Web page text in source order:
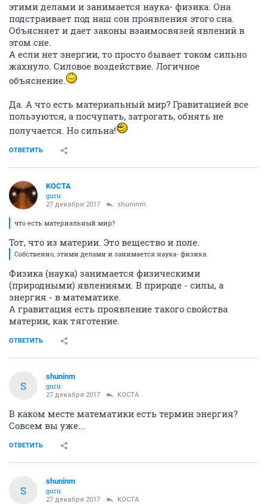
этими делами и занимается наука- физика. Она
подстраивает под наш сон проявления этого сна.
Объясняет и дает законы взаимосвязей явлений в
этом сне.
А если нет энергии, то просто бывает током сильно
жахнуло. Силовое воздействие. Логичное
объяснение.
Да. А что есть материальный мир? Гравитацией все
пользуются, а посчупать, затрогать, обнять не
получается. Но сильна!
ОТВЕТИТЬ
KOCTA
guru
27 декабря 2017 shuninm
что есть материальный мир?
Тот, что из материи. Это вещество и поле.
Собственно, этими делами и занимается наука- физика.
Физика (наука) занимается физическими
(природными) явлениями. В природе - силы, а
энергия - в математике.
А гравитация есть проявление такого свойства
материи, как тяготение.
ОТВЕТИТЬ
S
shuninm
guru
27 декабря 2017 KOCTA
В каком месте математики есть термин энергия?
Совсем вы уже...
ОТВЕТИТЬ
S
shuninm
guru
27 декабря 2017 KOCTA